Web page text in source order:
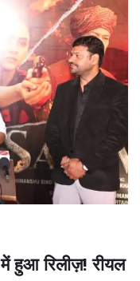
में हुआ रिलीज़! रीयल